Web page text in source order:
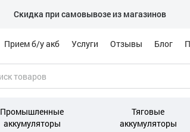
Скидка при самовывозе из магазинов
Прием б/у акб Услуги Отзывы Блог
Промышленные
аккумуляторы
Тяговые
аккумуляторы